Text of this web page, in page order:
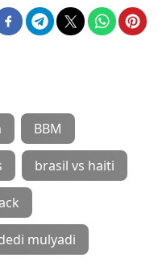
BBM
brasil vs haiti
mulyadi